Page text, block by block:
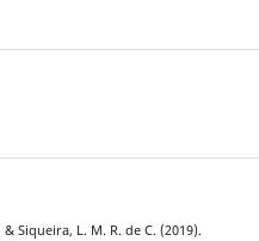
Siqueira, L. M. R. de C. (2019).